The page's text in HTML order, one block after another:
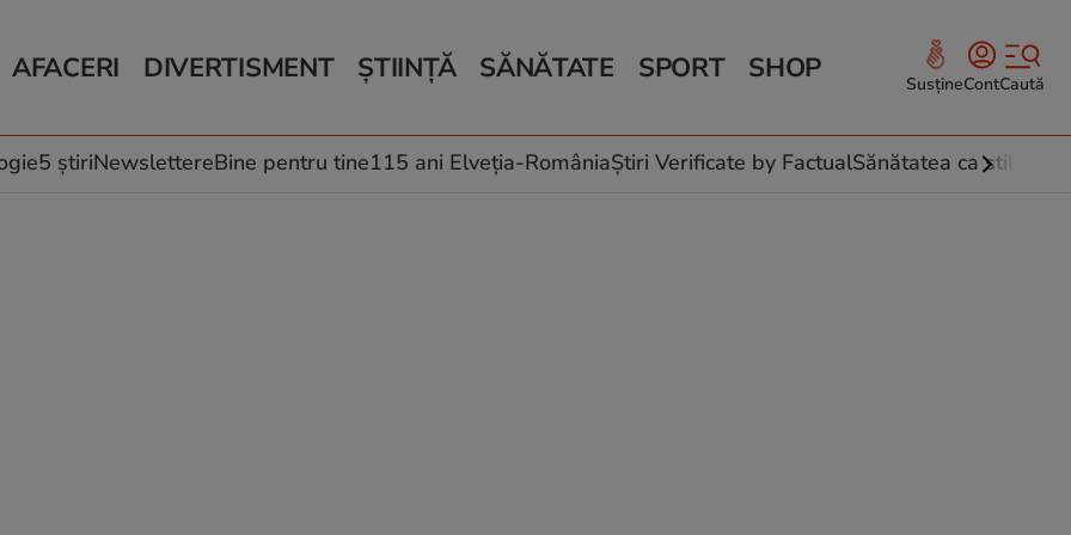
AFACERI
Auto
Locuri de muncă
DIVERTISMENT
Horoscop
Muzică și Filme
ȘTIINȚĂ
Schimbări climatice
SĂNĂTATE
Relații
Rețete culinare
SPORT SHOP SusțineContCaută
5 știriNewslettereBine pentru tine115 ani Elveția-RomâniaȘtiri Verificate by FactualSănătatea ca stil de